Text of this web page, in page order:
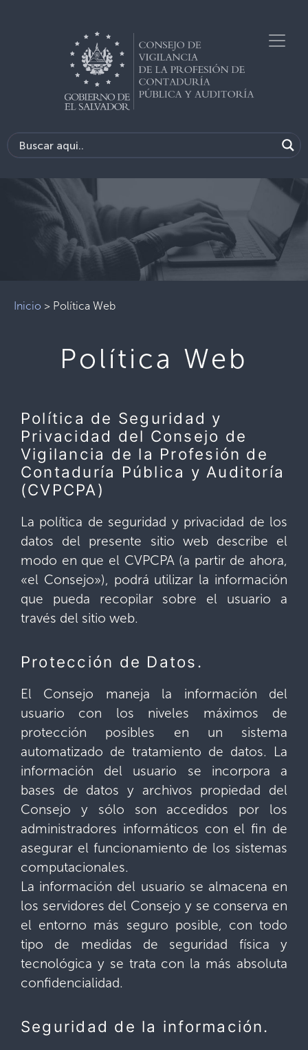
Previous Next
Inicio > Política Web
Política Web
Política de Seguridad y
Privacidad del Consejo de
Vigilancia de la Profesión de
Contaduría Pública y Auditoría
(CVPCPA)
La política de seguridad y privacidad de los
datos del presente sitio web describe el
modo en que el CVPCPA (a partir de ahora,
«el Consejo»), podrá utilizar la información
que pueda recopilar sobre el usuario a
través del sitio web.
Protección de Datos.
El Consejo maneja la información del
usuario con los niveles máximos de
protección posibles en un sistema
automatizado de tratamiento de datos. La
información del usuario se incorpora a
bases de datos y archivos propiedad del
Consejo y sólo son accedidos por los
administradores informáticos con el fin de
asegurar el funcionamiento de los sistemas
computacionales.
La información del usuario se almacena en
los servidores del Consejo y se conserva en
el entorno más seguro posible, con todo
tipo de medidas de seguridad física y
tecnológica y se trata con la más absoluta
confidencialidad.
Seguridad de la información.